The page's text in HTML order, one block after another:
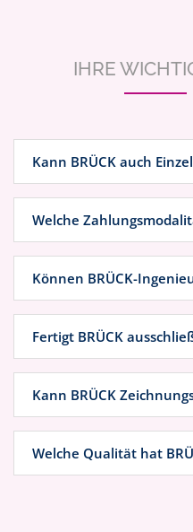
IHRE
Kann BRÜCK auch
Welche
Können BRÜCK-
Fertigt BRÜCK
Kann BRÜCK
Welche Qualität hat